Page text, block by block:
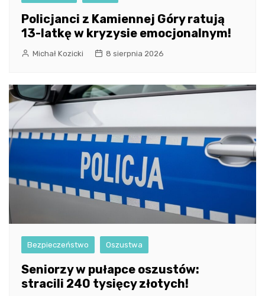
Policjanci z Kamiennej Góry ratują
13-latkę w kryzysie emocjonalnym!
Michał Kozicki 8 sierpnia 2026
Bezpieczeństwo Oszustwa
Seniorzy w pułapce oszustów:
stracili 240 tysięcy złotych!